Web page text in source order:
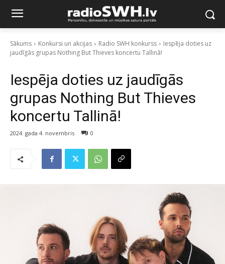
Sākums Konkursi un akcijas Radio SWH konkurss
Iespēja doties uz
jaudīgās grupas Nothing But Thieves koncertu Tallinā!
Iespēja doties uz jaudīgās
grupas Nothing But Thieves
koncertu Tallinā!
2024. gada 4. novembris 0